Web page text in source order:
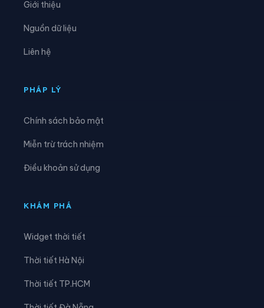
Xã Ea Ktur
Xã Ea Rốk
Giới thiệu
Nguồn dữ liệu
Liên hệ
PHÁP LÝ
Chính sách bảo mật
Miễn trừ trách nhiệm
Điều khoản sử dụng
KHÁM PHÁ
Widget thời tiết
Thời tiết Hà Nội
Thời tiết TP.HCM